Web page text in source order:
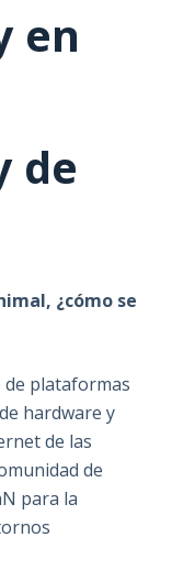
en
de
¿cómo se
plataformas
hardware y
de las
de
para la